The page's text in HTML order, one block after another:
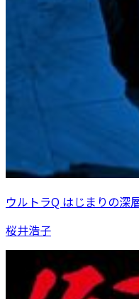
ウルトラQ はじまりの深
桜井浩子